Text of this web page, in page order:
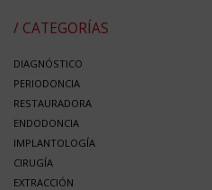
/ CATEGORÍAS
DIAGNÓSTICO
PERIODONCIA
RESTAURADORA
ENDODONCIA
IMPLANTOLOGÍA
CIRUGÍA
EXTRACCIÓN